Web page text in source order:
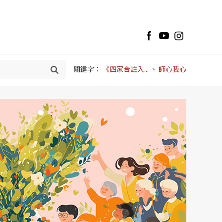
關鍵字： 《四家合註入... 、 師心我心